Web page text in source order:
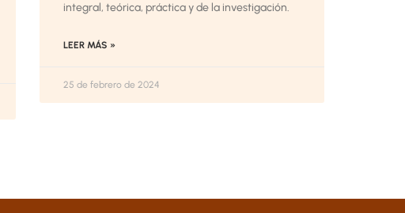
integral, teórica, práctica y de la investigación.
LEER MÁS »
25 de febrero de 2024